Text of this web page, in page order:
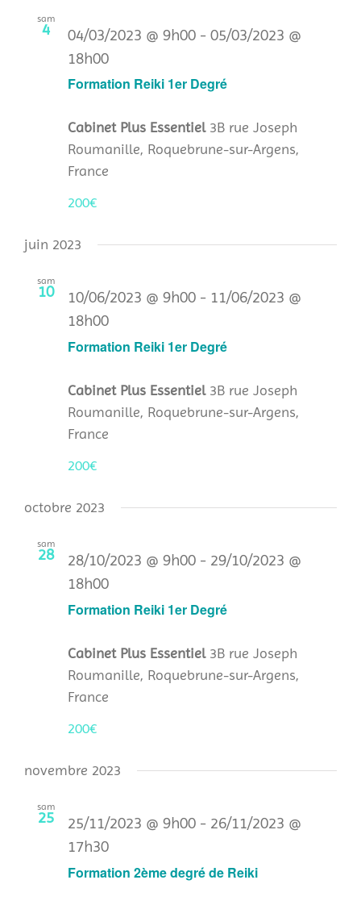
sam
4
Formation Reiki 1er Degré
04/03/2023 @ 9h00 - 05/03/2023 @
18h00
Cabinet Plus Essentiel 3B rue Joseph
Roumanille, Roquebrune-sur-Argens,
France
200€
juin 2023
sam
10
Formation Reiki 1er Degré
10/06/2023 @ 9h00 - 11/06/2023 @
18h00
Cabinet Plus Essentiel 3B rue Joseph
Roumanille, Roquebrune-sur-Argens,
France
200€
octobre 2023
sam
28
Formation Reiki 1er Degré
28/10/2023 @ 9h00 - 29/10/2023 @
18h00
Cabinet Plus Essentiel 3B rue Joseph
Roumanille, Roquebrune-sur-Argens,
France
200€
novembre 2023
sam
25
Formation 2ème degré de Reiki
25/11/2023 @ 9h00 - 26/11/2023 @
17h30